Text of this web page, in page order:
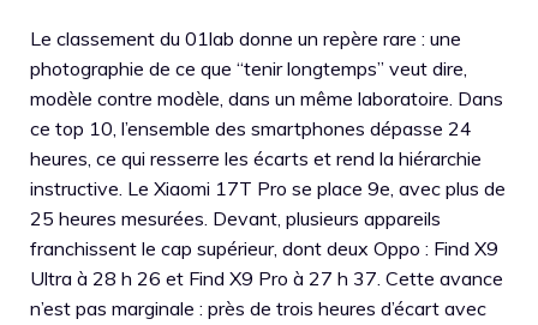
Le classement du 01lab donne un repère rare : une
photographie de ce que “tenir longtemps” veut dire,
modèle contre modèle, dans un même laboratoire. Dans
ce top 10, l’ensemble des smartphones dépasse 24
heures, ce qui resserre les écarts et rend la hiérarchie
instructive. Le Xiaomi 17T Pro se place 9e, avec plus de
25 heures mesurées. Devant, plusieurs appareils
franchissent le cap supérieur, dont deux Oppo : Find X9
Ultra à 28 h 26 et Find X9 Pro à 27 h 37. Cette avance
n’est pas marginale : près de trois heures d’écart avec